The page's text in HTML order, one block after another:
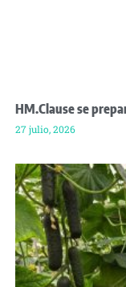
HM.Clause se
27 julio, 2026